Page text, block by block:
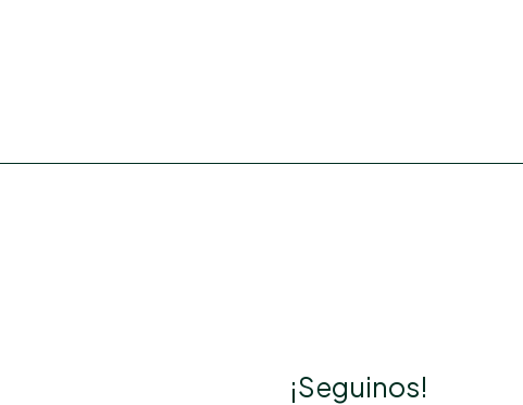
¡Seguinos!